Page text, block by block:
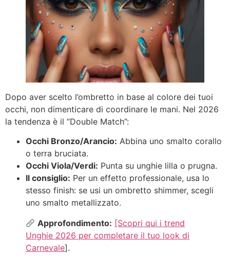
Dopo aver scelto l’ombretto in base al colore dei tuoi
occhi, non dimenticare di coordinare le mani. Nel 2026
la tendenza è il “Double Match”:
Occhi Bronzo/Arancio: Abbina uno smalto corallo
o terra bruciata.
Occhi Viola/Verdi: Punta su unghie lilla o prugna.
Il consiglio: Per un effetto professionale, usa lo
stesso finish: se usi un ombretto shimmer, scegli
uno smalto metallizzato.
Approfondimento: [Scopri qui i trend
Unghie 2026 per completare il tuo look di
Carnevale].